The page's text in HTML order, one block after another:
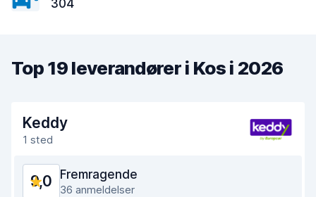
304
Top 19 leverandører i Kos i 2026
Keddy
1 sted
9,0 Fremragende
36 anmeldelser